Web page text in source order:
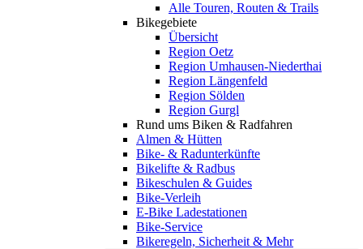
Alle Touren, Routen & Trails
Bikegebiete
Übersicht
Region Oetz
Region Umhausen-Niederthai
Region Längenfeld
Region Sölden
Region Gurgl
Rund ums Biken & Radfahren
Almen & Hütten
Bike- & Radunterkünfte
Bikelifte & Radbus
Bikeschulen & Guides
Bike-Verleih
E-Bike Ladestationen
Bike-Service
Bikeregeln, Sicherheit & Mehr